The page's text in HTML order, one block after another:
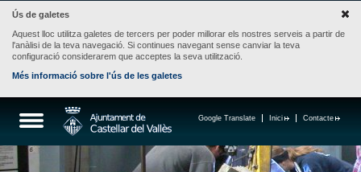
Ús de galetes
Aquest lloc utilitza galetes de tercers per poder millorar els nostres serveis a partir de
l'anàlisi de la teva navegació. Si continues navegant sense canviar la teva
configuració considerarem que acceptes la seva utilització.
Més informació sobre l'ús de les galetes
Contacte
Inici
Google Translate